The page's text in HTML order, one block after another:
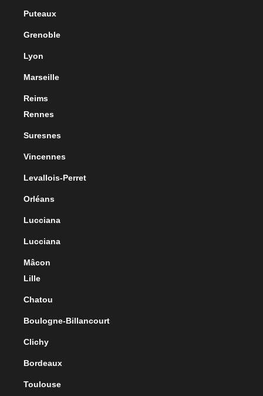
Puteaux
Grenoble
Lyon
Marseille
Reims
Rennes
Suresnes
Vincennes
Levallois-Perret
Orléans
Lucciana
Lucciana
Mâcon
Lille
Chatou
Boulogne-Billancourt
Clichy
Bordeaux
Toulouse